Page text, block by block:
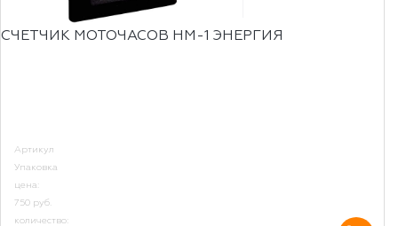
СЧЕТЧИК МОТОЧАСОВ НМ-1 ЭНЕРГИЯ
Артикул
Упаковка
цена:
750 руб.
количество: